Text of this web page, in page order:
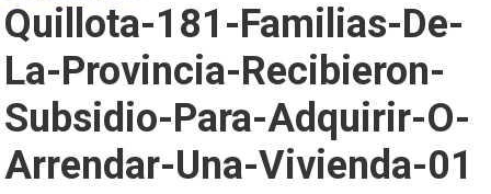
Quillota-181-Familias-De-
La-Provincia-Recibieron-
Subsidio-Para-Adquirir-O-
Arrendar-Una-Vivienda-01